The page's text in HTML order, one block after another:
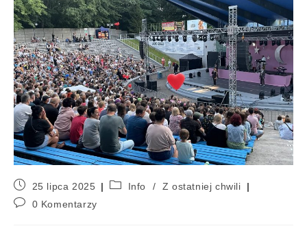
25 lipca 2025 Info /
Z ostatniej chwili
0 Komentarzy